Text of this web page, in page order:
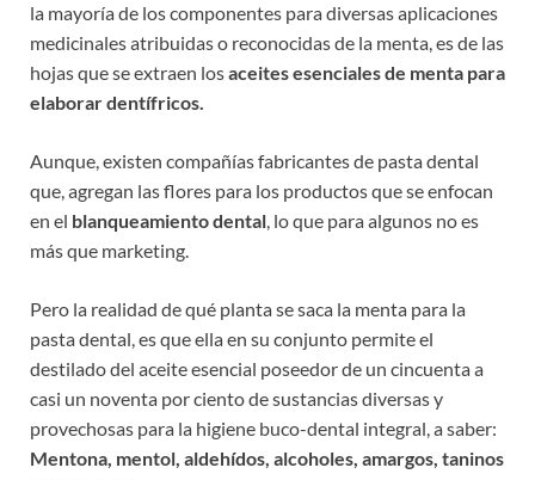
la mayoría de los componentes para diversas aplicaciones
medicinales atribuidas o reconocidas de la menta, es de las
hojas que se extraen losaceites esenciales de menta para
elaborar dentífricos.
Aunque, existen compañías fabricantes de pasta dental
que, agregan las flores para los productos que se enfocan
en el blanqueamiento dental, lo que para algunos no es
más que marketing.
Pero la realidad de qué planta se saca la menta para la
pasta dental, es que ella en su conjunto permite el
destilado del aceite esencial poseedor de un cincuenta a
casi un noventa por ciento de sustancias diversas y
provechosas para la higiene buco-dental integral, a saber:
Mentona, mentol, aldehídos, alcoholes, amargos, taninos